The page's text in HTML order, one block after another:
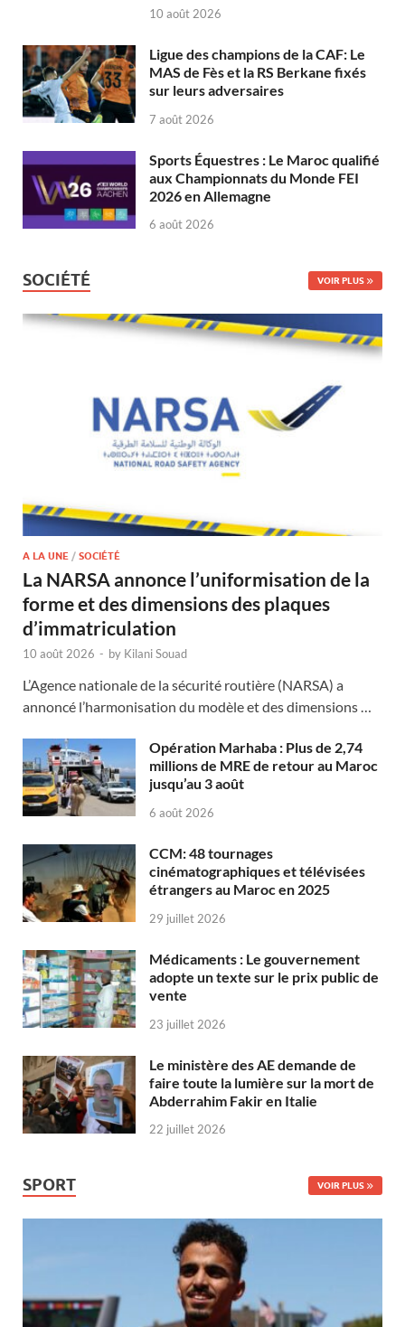
10 août 2026
Ligue des champions de la CAF: Le
MAS de Fès et la RS Berkane fixés
sur leurs adversaires
7 août 2026
Sports Équestres : Le Maroc qualifié
aux Championnats du Monde FEI
2026 en Allemagne
6 août 2026
SOCIÉTÉ VOIR PLUS
A LA UNE / SOCIÉTÉ
La NARSA annonce l’uniformisation de la
forme et des dimensions des plaques
d’immatriculation
10 août 2026 - by Kilani Souad
L’Agence nationale de la sécurité routière (NARSA) a
annoncé l’harmonisation du modèle et des dimensions …
Opération Marhaba : Plus de 2,74
millions de MRE de retour au Maroc
jusqu’au 3 août
6 août 2026
CCM: 48 tournages
cinématographiques et télévisées
étrangers au Maroc en 2025
29 juillet 2026
Médicaments : Le gouvernement
adopte un texte sur le prix public de
vente
23 juillet 2026
Le ministère des AE demande de
faire toute la lumière sur la mort de
Abderrahim Fakir en Italie
22 juillet 2026
SPORT VOIR PLUS